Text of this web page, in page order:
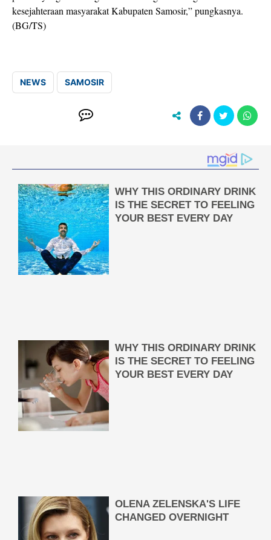
kesejahteraan masyarakat Kabupaten Samosir,” pungkasnya.
(BG/TS)
NEWS SAMOSIR